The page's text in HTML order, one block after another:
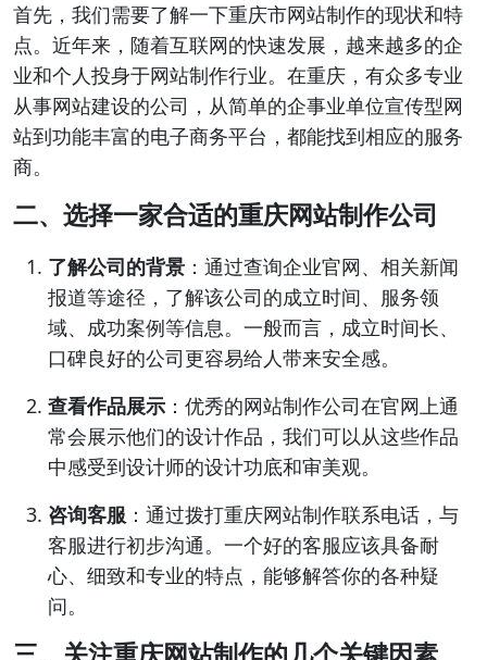
首先，我们需要了解一下重庆市网站制作的现状和特
点。近年来，随着互联网的快速发展，越来越多的企
业和个人投身于网站制作行业。在重庆，有众多专业
从事网站建设的公司，从简单的企事业单位宣传型网
站到功能丰富的电子商务平台，都能找到相应的服务
商。
二、选择一家合适的重庆网站制作公司
了解公司的背景 ：通过查询企业官网、相关新闻
报道等途径，了解该公司的成立时间、服务领
域、成功案例等信息。一般而言，成立时间长、
口碑良好的公司更容易给人带来安全感。
查看作品展示 ：优秀的网站制作公司在官网上通
常会展示他们的设计作品，我们可以从这些作品
中感受到设计师的设计功底和审美观。
咨询客服 ：通过拨打重庆网站制作联系电话，与
客服进行初步沟通。一个好的客服应该具备耐
心、细致和专业的特点，能够解答你的各种疑
问。